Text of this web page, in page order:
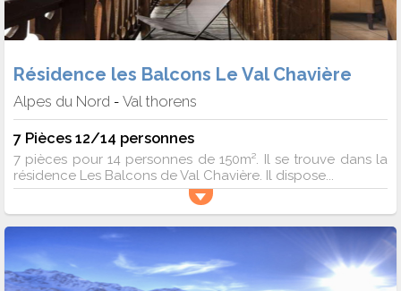
Résidence les Balcons Le Val Chavière
Alpes du Nord - Val thorens
7 Pièces 12/14 personnes
7 pièces pour 14 personnes de 150m². Il se trouve dans la
résidence Les Balcons de Val Chavière. Il dispose...